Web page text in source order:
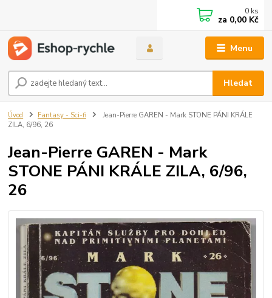
Menu
Hledat
0 ks
za 0,00 Kč
Úvod Fantasy - Sci-fi
Jean-Pierre GAREN - Mark STONE PÁNI KRÁLE
ZILA, 6/96, 26
Jean-Pierre GAREN - Mark
STONE PÁNI KRÁLE ZILA, 6/96,
26